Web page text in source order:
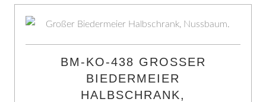
BM-KO-438 GROSSER B
IEDERMEIER H
ALBSCHRANK, S